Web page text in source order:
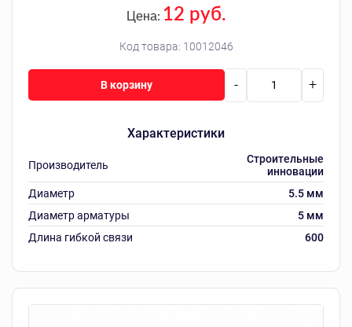
Код товара: 10012046
Цена: 12 руб.
Характеристики
Производитель
Строительные
инновации
Диаметр
5.5 мм
Диаметр арматуры
5 мм
Длина гибкой связи
600
- +
В корзину